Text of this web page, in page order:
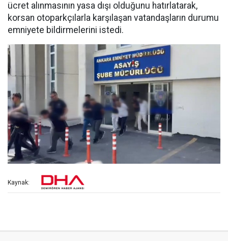
ücret alınmasının yasa dışı olduğunu hatırlatarak,
korsan otoparkçılarla karşılaşan vatandaşların durumu
emniyete bildirmelerini istedi.
Kaynak: